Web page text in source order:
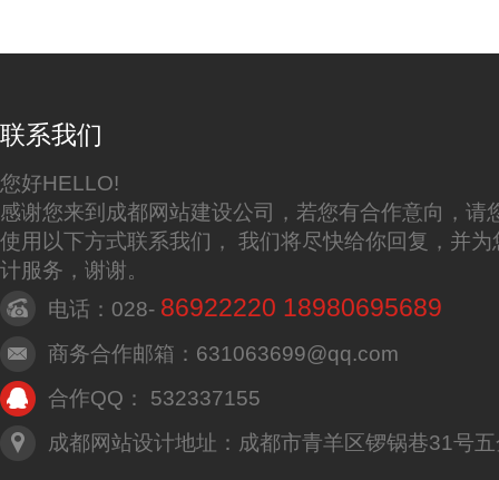
联系我们
您好HELLO!
感谢您来到成都网站建设公司，若您有合作意向，请
使用以下方式联系我们， 我们将尽快给你回复，并
计服务，谢谢。
电话：028- 86922220 18980695689
商务合作邮箱：631063699@qq.com
合作QQ： 532337155
成都网站设计地址：成都市青羊区锣锅巷31号